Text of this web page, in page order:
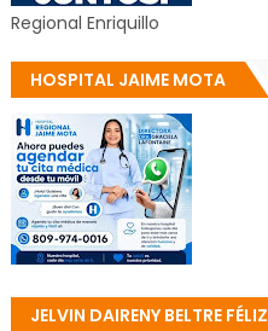
Regional Enriquillo
HOSPITAL JAIME MOTA
JELVIN DAIRENY BELTRE FÉLIZ